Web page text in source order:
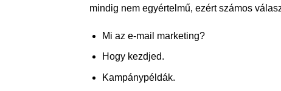
mindig nem egyértelmű, ezért számos
Mi az e-mail marketing?
Hogy kezdjed.
Kampánypéldák.